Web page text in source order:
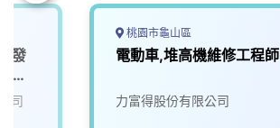
發
統
司
桃園市龜山區
電動車,堆高機維修工程師
力富得股份有限公司